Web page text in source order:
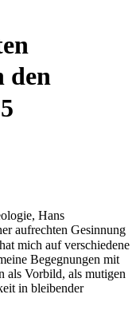
den
Hans
aufrechten Gesinnung
mich auf verschiedene
Begegnungen mit
als Vorbild, als mutigen
in bleibender